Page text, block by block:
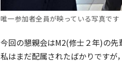
唯一参加者全員が映っている写真で
今回の懇親会はM2(修士２年)の先
私はまだ配属されたばかりですが